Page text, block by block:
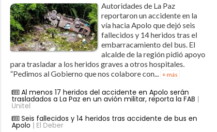
Autoridades de La Paz
reportaron un accidente en la
vía hacia Apolo que dejó seis
fallecidos y 14 heridos tras el
embarracamiento del bus. El
alcalde de la región pidió apoyo
para trasladar a los heridos graves a otros hospitales.
“Pedimos al Gobierno que nos colabore con...
+ más
Al menos 17 heridos del accidente en Apolo serán
trasladados a La Paz en un avión militar, reporta la FAB |
Unitel
Seis fallecidos y 14 heridos tras accidente de bus en
Apolo | El Deber